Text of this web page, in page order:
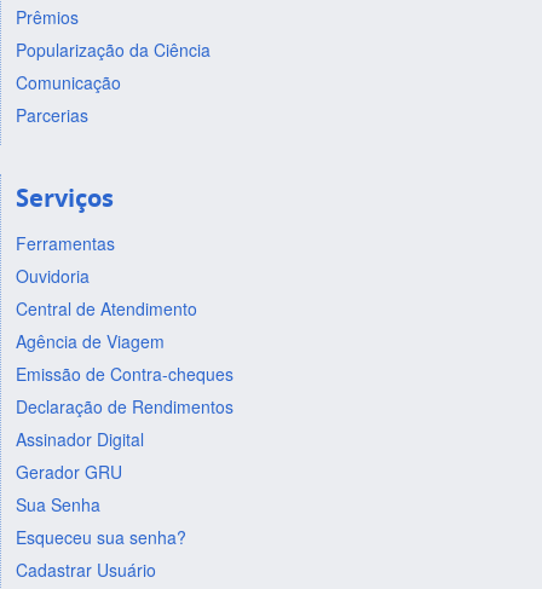
Prêmios
Popularização da Ciência
Comunicação
Parcerias
Serviços
Ferramentas
Ouvidoria
Central de Atendimento
Agência de Viagem
Emissão de Contra-cheques
Declaração de Rendimentos
Assinador Digital
Gerador GRU
Sua Senha
Esqueceu sua senha?
Cadastrar Usuário